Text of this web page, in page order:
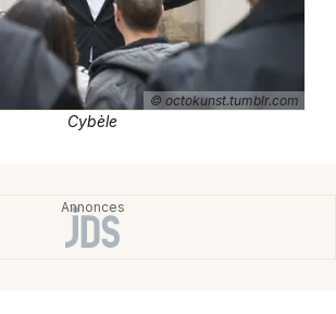
en Rhône-Alpes
en Auvergne-Rhône-Alpes
© octokunst.tumblr.com
Cybèle